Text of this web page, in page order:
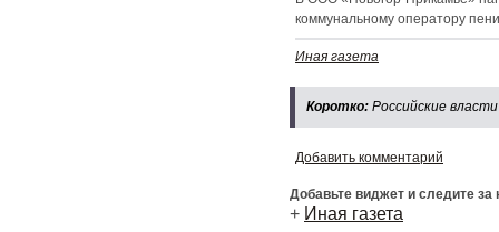
коммунальному оператору
Иная газета
Коротко: Российские
Добавить комментарий
Добавьте виджет и следите
+ Иная газета